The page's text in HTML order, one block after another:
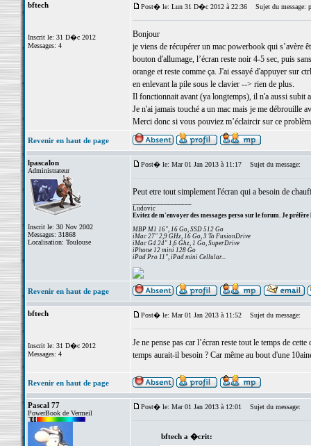
bftech
Inscrit le: 31 D�c 2012
Messages: 4
Post� le: Lun 31 D�c 2012 à 22:36 Sujet du message:
Bonjour
je viens de récupérer un mac powerbook qui s’avère
bouton d'allumage, l’écran reste noir 4-5 sec, puis
orange et reste comme ça. J'ai essayé d'appuyer sur
en enlevant la pile sous le clavier --> rien de plus.
Il fonctionnait avant (ya longtemps), il n'a aussi subit
Je n'ai jamais touché a un mac mais je me débrouille
Merci donc si vous pouviez m’éclaircir sur ce
Revenir en haut de page
lpascalon
Administrateur
Inscrit le: 30 Nov 2002
Messages: 31868
Localisation: Toulouse
Post� le: Mar 01 Jan 2013 à 11:17 Sujet du message:
Peut etre tout simplement l'écran qui a besoin de
Ludovic
Evitez de m'envoyer des messages perso sur le forum. Je préfère
MBP M1 16", 16 Go, SSD 512 Go
iMac 27" 2,9 GHz, 16 Go, 3 To FusionDrive
iMac G4 24" 1,6 Ghz, 1 Go, SuperDrive
iPhone 12 mini 128 Go
iPad Pro 11", iPad mini Cellular...
Revenir en haut de page
bftech
Inscrit le: 31 D�c 2012
Messages: 4
Post� le: Mar 01 Jan 2013 à 11:52 Sujet du message:
Je ne pense pas car l’écran reste tout le temps de
temps aurait-il besoin ? Car même au bout d'une
Revenir en haut de page
Pascal 77
PowerBook de Vermeil
Post� le: Mar 01 Jan 2013 à 12:01 Sujet du message:
bftech a �crit: